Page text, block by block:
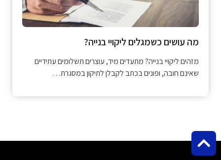
מה עושים כשמגלים ליקויי בנייה?
מזהים ליקויי בנייה? מתעדים מיד, עוצרים תשלומים עתידיים
שאינם חובה, ופונים בכתב לקבלן לתיקון במסגרת…